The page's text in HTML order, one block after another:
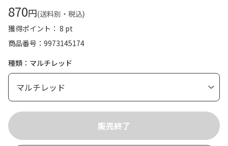
870円(送料別・税込)
獲得ポイント： 8 pt
商品番号
9973145174
種類：マルチレッド